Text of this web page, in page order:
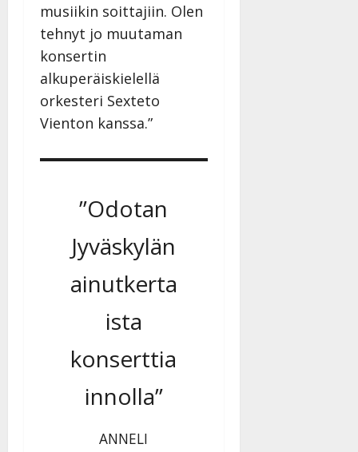
musiikin soittajiin. Olen
tehnyt jo muutaman
konsertin
alkuperäiskielellä
orkesteri Sexteto
Vienton kanssa.”
”Odotan
Jyväskylän
ainutkerta
ista
konserttia
innolla”
ANNELI